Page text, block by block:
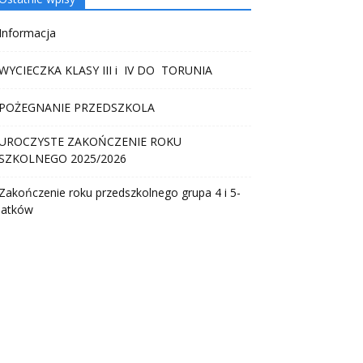
KLASY III i IV DO TORUNIA
PRZEDSZKOLA
ZAKOŃCZENIE ROKU
2025/2026
roku przedszkolnego grupa 4 i 5-